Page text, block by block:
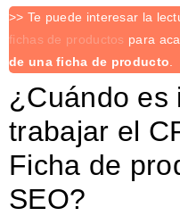
>> Te puede interesar la
fichas de productos para
de una ficha de producto
¿Cuándo es
trabajar el
Ficha de
SEO?